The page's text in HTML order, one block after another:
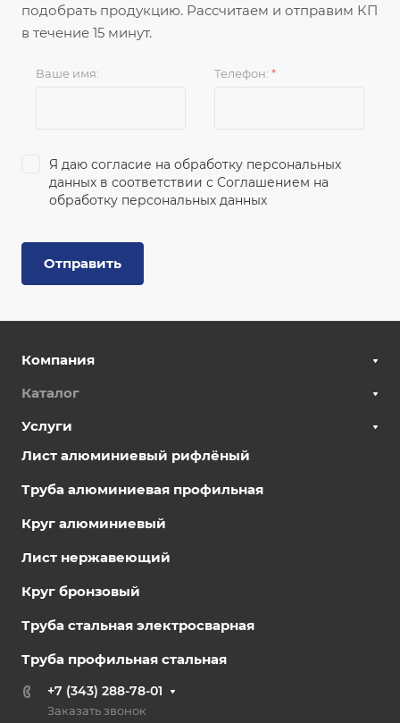
подобрать продукцию. Рассчитаем и отправим КП
в течение 15 минут.
Ваше имя: Телефон: *
Я даю согласие на обработку персональных
данных в соответствии с Соглашением на
обработку персональных данных
Отправить
Компания
Каталог
Услуги
Лист алюминиевый рифлёный
Труба алюминиевая профильная
Круг алюминиевый
Лист нержавеющий
Круг бронзовый
Труба стальная электросварная
Труба профильная стальная
+7 (343) 288-78-01
Заказать звонок